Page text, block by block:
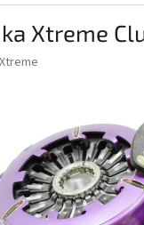
Xtreme
Xtreme